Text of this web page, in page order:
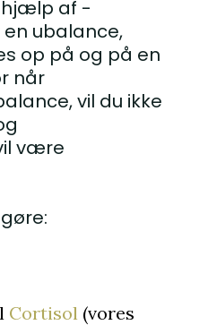
af -
ubalance,
op på og på en
når
vil du ikke
være
Cortisol (vores